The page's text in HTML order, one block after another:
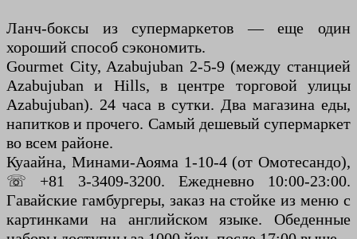
Ланч-боксы из супермаркетов — еще один
хороший способ сэкономить.
Gourmet City, Azabujuban 2-5-9 (между станцией
Azabujuban и Hills, в центре торговой улицы
Azabujuban). 24 часа в сутки. Два магазина еды,
напитков и прочего. Самый дешевый супермаркет
во всем районе.
Куаайна, Минами-Аояма 1-10-4 (от Омотесандо),
☏ +81 3-3409-3200. Ежедневно 10:00-23:00.
Гавайские гамбургеры, заказ на стойке из меню с
картинками на английском языке. Обеденные